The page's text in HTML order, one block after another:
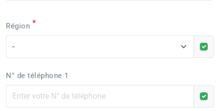
Région *
N° de téléphone 1